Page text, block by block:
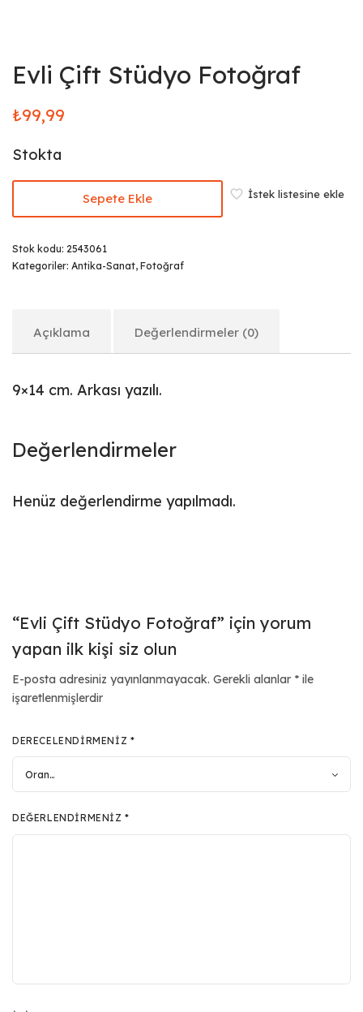
Evli Çift Stüdyo Fotoğraf
₺99,99
Stokta
Sepete Ekle İstek listesine ekle
Stok kodu: 2543061
Kategoriler: Antika-Sanat, Fotoğraf
Açıklama Değerlendirmeler (0)
9×14 cm. Arkası yazılı.
Değerlendirmeler
Henüz değerlendirme yapılmadı.
“Evli Çift Stüdyo Fotoğraf” için yorum
yapan ilk kişi siz olun
E-posta adresiniz yayınlanmayacak. Gerekli alanlar * ile
işaretlenmişlerdir
DERECELENDIRMENIZ *
DEĞERLENDIRMENIZ*